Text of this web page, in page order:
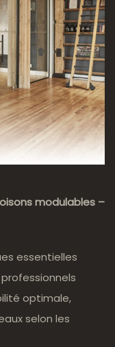
modulables –
essentielles
optimale,
selon les